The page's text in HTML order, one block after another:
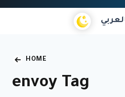
HOME
envoy Tag